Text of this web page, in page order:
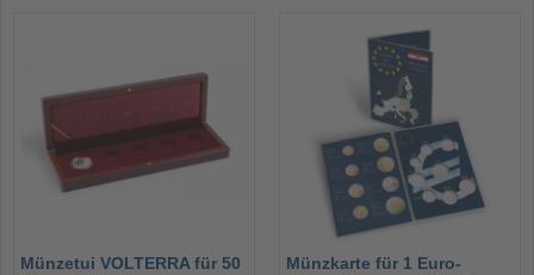
Münzetui VOLTERRA für 50
Münzkarte für 1 Euro-